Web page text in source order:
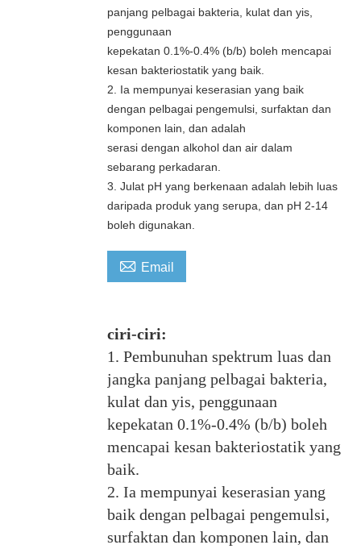
panjang pelbagai bakteria, kulat dan yis,
penggunaan
kepekatan 0.1%-0.4% (b/b) boleh mencapai
kesan bakteriostatik yang baik.
2. Ia mempunyai keserasian yang baik
dengan pelbagai pengemulsi, surfaktan dan
komponen lain, dan adalah
serasi dengan alkohol dan air dalam
sebarang perkadaran.
3. Julat pH yang berkenaan adalah lebih luas
daripada produk yang serupa, dan pH 2-14
boleh digunakan.
 Email
ciri-ciri:
1. Pembunuhan spektrum luas dan
jangka panjang pelbagai bakteria,
kulat dan yis, penggunaan
kepekatan 0.1%-0.4% (b/b) boleh
mencapai kesan bakteriostatik yang
baik.
2. Ia mempunyai keserasian yang
baik dengan pelbagai pengemulsi,
surfaktan dan komponen lain, dan